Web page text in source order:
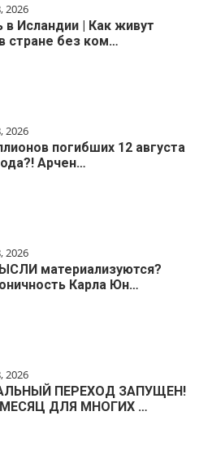
2026
в Исландии | Как живут
стране без ком…
2026
погибших 12 августа
Арчен…
2026
материализуются?
Карла Юн…
2026
ПЕРЕХОД ЗАПУЩЕН!
ДЛЯ МНОГИХ …